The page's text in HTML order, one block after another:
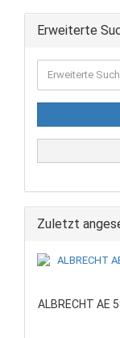
Erweiterte
Zuletzt
ALBRECHT AE